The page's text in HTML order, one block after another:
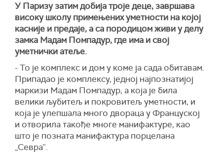
У Паризу затим добија троје деце, завршава
високу школу примењених уметности на којој
касније и предаје, а са породицом живи у делу
замка Мадам Помпадур, где има и свој
уметнички атеље.
- То је комплекс и дом у коме ја сада обитавам.
Припадао је комплексу, једној најпознатијој
маркизи Мадам Помпадур, а која је била
велики љубитељ и покровитељ уметности, и
која је улепшала много двораца у Француској
и отворила такође многе манифактуре, као
што је позната манифактура порцелана
„Севра”.